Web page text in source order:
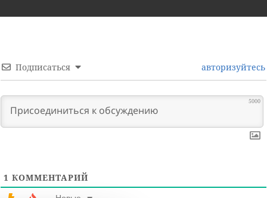
Подписаться авторизуйтесь
5000
1 КОММЕНТАРИЙ